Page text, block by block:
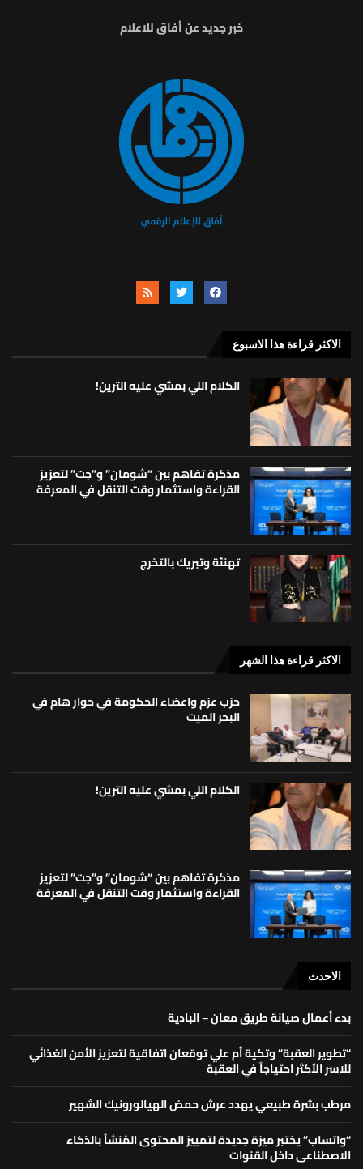
خبر جديد عن أفاق للاعلام
الاكثر قراءة هذا الاسبوع
الكلام اللي بمشي عليه الترين!
مذكرة تفاهم بين “شومان” و”جت” لتعزيز
القراءة واستثمار وقت التنقل في المعرفة
تهنئة وتبريك بالتخرج
الاكثر قراءة هذا الشهر
حزب عزم واعضاء الحكومة في حوار هام في
البحر الميت
الكلام اللي بمشي عليه الترين!
مذكرة تفاهم بين “شومان” و”جت” لتعزيز
القراءة واستثمار وقت التنقل في المعرفة
الاحدث
بدء أعمال صيانة طريق معان – البادية
“تطوير العقبة” وتكية أم علي توقعان اتفاقية لتعزيز الأمن الغذائي
للاسر الأكثر احتياجاً في العقبة
مرطب بشرة طبيعي يهدد عرش حمض الهيالورونيك الشهير
“واتساب” يختبر ميزة جديدة لتمييز المحتوى المُنشأ بالذكاء
الاصطناعي داخل القنوات